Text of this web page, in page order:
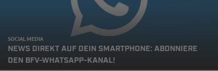
SOCIAL MEDIA
NEWS DIREKT AUF DEIN SMARTPHONE: ABONNIERE
DEN BFV-WHATSAPP-KANAL!